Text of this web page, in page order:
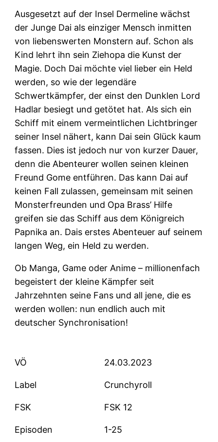
Ausgesetzt auf der Insel Dermeline wächst
der Junge Dai als einziger Mensch inmitten
von liebenswerten Monstern auf. Schon als
Kind lehrt ihn sein Ziehopa die Kunst der
Magie. Doch Dai möchte viel lieber ein Held
werden, so wie der legendäre
Schwertkämpfer, der einst den Dunklen Lord
Hadlar besiegt und getötet hat. Als sich ein
Schiff mit einem vermeintlichen Lichtbringer
seiner Insel nähert, kann Dai sein Glück kaum
fassen. Dies ist jedoch nur von kurzer Dauer,
denn die Abenteurer wollen seinen kleinen
Freund Gome entführen. Das kann Dai auf
keinen Fall zulassen, gemeinsam mit seinen
Monsterfreunden und Opa Brass’ Hilfe
greifen sie das Schiff aus dem Königreich
Papnika an. Dais erstes Abenteuer auf seinem
langen Weg, ein Held zu werden.
Ob Manga, Game oder Anime – millionenfach
begeistert der kleine Kämpfer seit
Jahrzehnten seine Fans und all jene, die es
werden wollen: nun endlich auch mit
deutscher Synchronisation!
VÖ 24.03.2023
Label Crunchyroll
FSK FSK 12
Episoden 1-25